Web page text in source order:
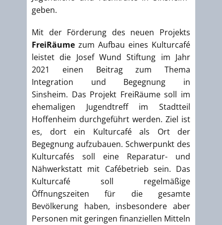
geben.
Mit der Förderung des neuen Projekts
FreiRäume zum Aufbau eines Kulturcafé
leistet die Josef Wund Stiftung im Jahr
2021 einen Beitrag zum Thema
Integration und Begegnung in
Sinsheim. Das Projekt FreiRäume soll im
ehemaligen Jugendtreff im Stadtteil
Hoffenheim durchgeführt werden. Ziel ist
es, dort ein Kulturcafé als Ort der
Begegnung aufzubauen. Schwerpunkt des
Kulturcafés soll eine Reparatur- und
Nähwerkstatt mit Cafébetrieb sein. Das
Kulturcafé soll regelmäßige
Öffnungszeiten für die gesamte
Bevölkerung haben, insbesondere aber
Personen mit geringen finanziellen Mitteln